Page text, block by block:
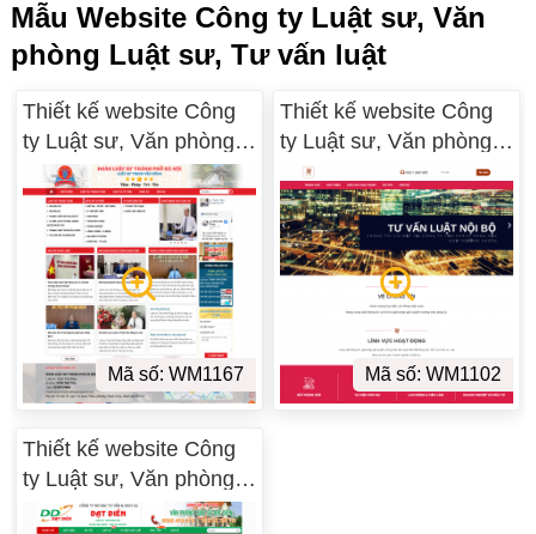
Mẫu Website Công ty Luật sư, Văn
phòng Luật sư, Tư vấn luật
Thiết kế website Công
ty Luật sư, Văn phòng
Luật sư, Tư vấn luật
WM 03
Mã số: WM1167
Thiết kế website Công
ty Luật sư, Văn phòng
Luật sư, Tư vấn luật
WM 02
Mã số: WM1102
Thiết kế website Công
ty Luật sư, Văn phòng
Luật sư, Tư vấn luật